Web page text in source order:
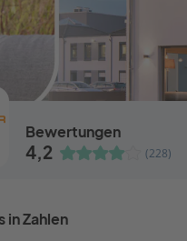
Bewertungen
4,2 (228)
in Zahlen